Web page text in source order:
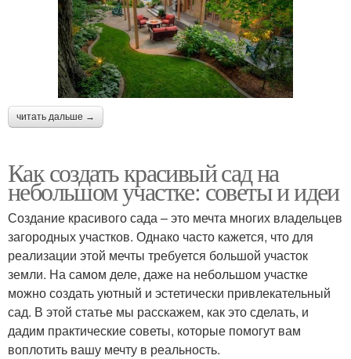
читать дальше →
Как создать красивый сад на
небольшом участке: советы и идеи
Создание красивого сада – это мечта многих владельцев
загородных участков. Однако часто кажется, что для
реализации этой мечты требуется большой участок
земли. На самом деле, даже на небольшом участке
можно создать уютный и эстетически привлекательный
сад. В этой статье мы расскажем, как это сделать, и
дадим практические советы, которые помогут вам
воплотить вашу мечту в реальность.